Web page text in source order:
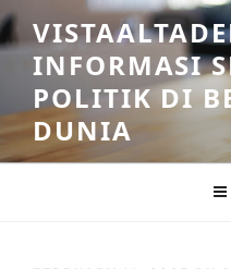
Skip
to
contentINFORMASI
POLITIK DI
DUNIA